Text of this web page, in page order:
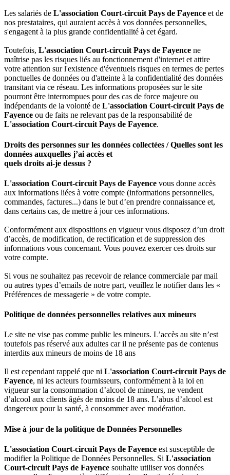
Les salariés de L'association Court-circuit Pays de Fayence et de
nos prestataires, qui auraient accès à vos données personnelles,
s'engagent à la plus grande confidentialité à cet égard.
Toutefois, L'association Court-circuit Pays de Fayence ne
maîtrise pas les risques liés au fonctionnement d'internet et attire
votre attention sur l'existence d'éventuels risques en termes de pertes
ponctuelles de données ou d'atteinte à la confidentialité des données
transitant via ce réseau. Les informations proposées sur le site
pourront être interrompues pour des cas de force majeure ou
indépendants de la volonté de L'association Court-circuit Pays de
Fayence ou de faits ne relevant pas de la responsabilité de
L'association Court-circuit Pays de Fayence.
Droits des personnes sur les données collectées / Quelles sont les
données auxquelles j’ai accès et
quels droits ai-je dessus ?
L'association Court-circuit Pays de Fayence vous donne accès
aux informations liées à votre compte (informations personnelles,
commandes, factures...) dans le but d’en prendre connaissance et,
dans certains cas, de mettre à jour ces informations.
Conformément aux dispositions en vigueur vous disposez d’un droit
d’accès, de modification, de rectification et de suppression des
informations vous concernant. Vous pouvez exercer ces droits sur
votre compte.
Si vous ne souhaitez pas recevoir de relance commerciale par mail
ou autres types d’emails de notre part, veuillez le notifier dans les «
Préférences de messagerie » de votre compte.
Politique de données personnelles relatives aux mineurs
Le site ne vise pas comme public les mineurs. L’accès au site n’est
toutefois pas réservé aux adultes car il ne présente pas de contenus
interdits aux mineurs de moins de 18 ans
Il est cependant rappelé que ni L'association Court-circuit Pays de
Fayence, ni les acteurs fournisseurs, conformément à la loi en
vigueur sur la consommation d’alcool de mineurs, ne vendent
d’alcool aux clients âgés de moins de 18 ans. L’abus d’alcool est
dangereux pour la santé, à consommer avec modération.
Mise à jour de la politique de Données Personnelles
L'association Court-circuit Pays de Fayence est susceptible de
modifier la Politique de Données Personnelles. Si L'association
Court-circuit Pays de Fayence souhaite utiliser vos données